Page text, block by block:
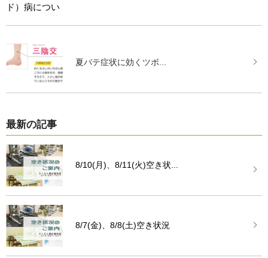
夏バテ症状に効くツボ...
最新の記事
8/10(月)、8/11(火)空き状...
8/7(金)、8/8(土)空き状況